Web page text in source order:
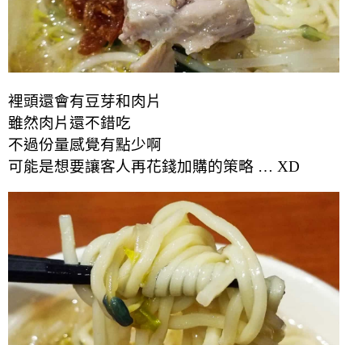
裡頭還會有豆芽和肉片
雖然肉片還不錯吃
不過份量感覺有點少啊
可能是想要讓客人再花錢加購的策略 … XD